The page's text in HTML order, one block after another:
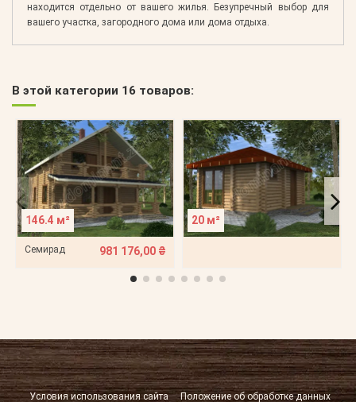
находится отдельно от вашего жилья. Безупречный выбор для
вашего участка, загородного дома или дома отдыха.
В этой категории 16 товаров:
146.4 м²
Семирад 981 176,00 ₴
20 м²
Условия использования сайта Положение об обработке данных